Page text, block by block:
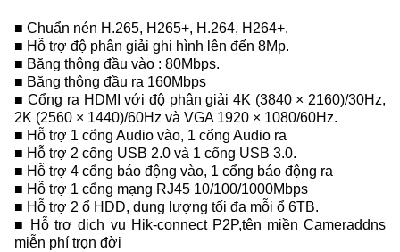
■ Chuẩn nén H.265, H265+, H.264, H264+.
■ Hỗ trợ độ phân giải ghi hình lên đến 8Mp.
■ Băng thông đầu vào : 80Mbps.
■ Băng thông đầu ra 160Mbps
■ Cổng ra HDMI với độ phân giải 4K (3840 × 2160)/30Hz,
2K (2560 × 1440)/60Hz và VGA 1920 × 1080/60Hz.
■ Hỗ trợ 1 cổng Audio vào, 1 cổng Audio ra
■ Hỗ trợ 2 cổng USB 2.0 và 1 cổng USB 3.0.
■ Hỗ trợ 4 cổng báo động vào, 1 cổng báo động ra
■ Hỗ trợ 1 cổng mạng RJ45 10/100/1000Mbps
■ Hỗ trợ 2 ổ HDD, dung lượng tối đa mỗi ổ 6TB.
■ Hỗ trợ dịch vụ Hik-connect P2P,tên miền Cameraddns
miễn phí trọn đời